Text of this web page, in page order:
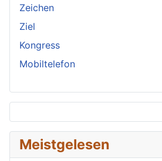
Zeichen
Ziel
Kongress
Mobiltelefon
Meistgelesen